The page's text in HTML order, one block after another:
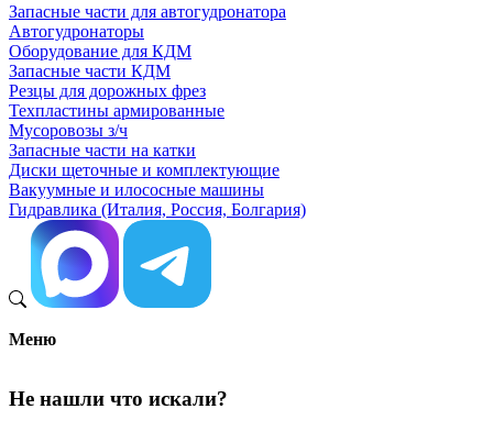
Запасные части для автогудронатора
Автогудронаторы
Оборудование для КДМ
Запасные части КДМ
Резцы для дорожных фрез
Техпластины армированные
Мусоровозы з/ч
Запасные части на катки
Диски щеточные и комплектующие
Вакуумные и илососные машины
Гидравлика (Италия, Россия, Болгария)
Меню
Не нашли что искали?